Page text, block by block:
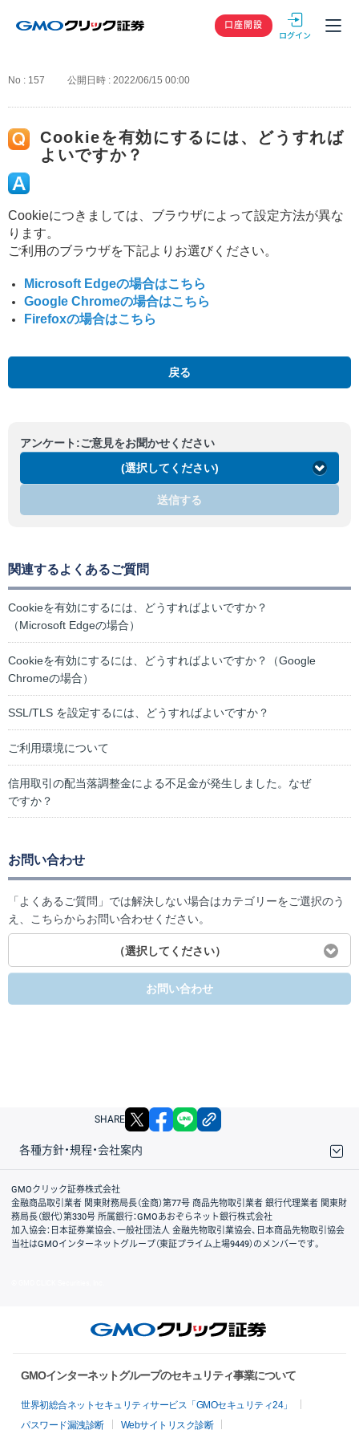
GMOクリック
口座開設
No : 157 公開日時 : 2022/06/15 00:00
Cookieを有効にするには、どうすれば
よいですか？
Cookieにつきましては、ブラウザによって設定方法が異な
ります。
ご利用のブラウザを下記よりお選びください。
Microsoft Edgeの場合はこちら
Google Chromeの場合はこちら
Firefoxの場合はこちら
戻る
アンケート:ご意見をお聞かせください
(選択してください)
送信する
関連するよくあるご質問
Cookieを有効にするには、どうすればよいですか？
（Microsoft Edgeの場合）
Cookieを有効にするには、どうすればよいですか？（Google
Chromeの場合）
SSL/TLS を設定するには、どうすればよいですか？
ご利用環境について
信用取引の配当落調整金による不足金が発生しました。なぜ
ですか？
お問い合わせ
「よくあるご質問」では解決しない場合はカテゴリーをご選択のう
え、こちらからお問い合わせください。
（選択してください）
お問い合わせ
SHARE X facebook
各種方針・規程・会社案内
取引規程・約款
サイトマップ
その他のご案内
個人情報保護方針
最良執行方針
サイトのご利用について
ディスクレイマー
信託保全
リスク説明
会社案内
GMOクリック証券株式会社
金融商品取引業者 関東財務局長（金商）第77号 商品先物取引業者 銀行代理業者 関東財
務局長（銀代）第330号 所属銀行：GMOあおぞらネット銀行株式会社
加入協会：日本証券業協会、一般社団法人 金融先物取引業協会、日本商品先物取引協会
当社はGMOインターネットグループ（東証プライム上場9449）のメンバーです。
GMOインターネットグループのセキュリティ事業について
世界初総合ネットセキュリティサービス「GMOセキュリティ24」
パスワード漏洩診断
Webサイトリスク診断